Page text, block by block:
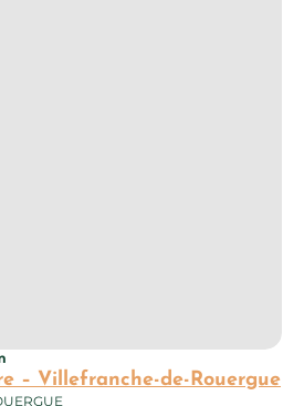
– Villefranche-de-Rouergue